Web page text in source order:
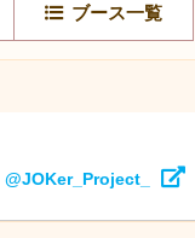
ブース一覧
@JOKer_Project_